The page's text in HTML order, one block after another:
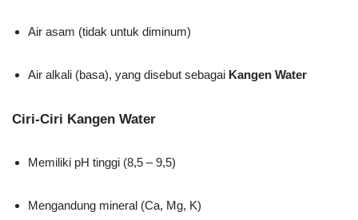
Air asam (tidak untuk diminum)
Air alkali (basa), yang disebut sebagai Kangen Water
Ciri-Ciri Kangen Water
Memiliki pH tinggi (8,5 – 9,5)
Mengandung mineral (Ca, Mg, K)